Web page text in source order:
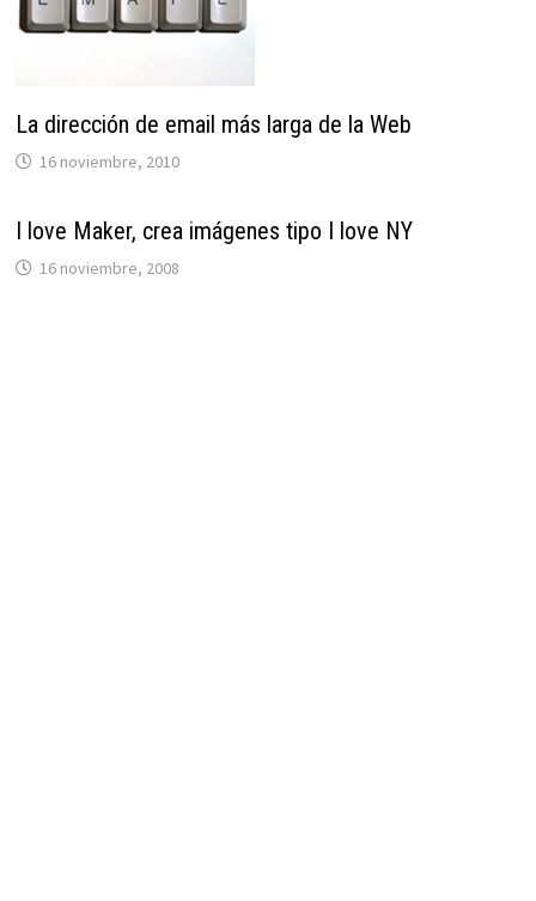
La dirección de email más larga de la Web
16 noviembre, 2010
I love Maker, crea imágenes tipo I love NY
16 noviembre, 2008